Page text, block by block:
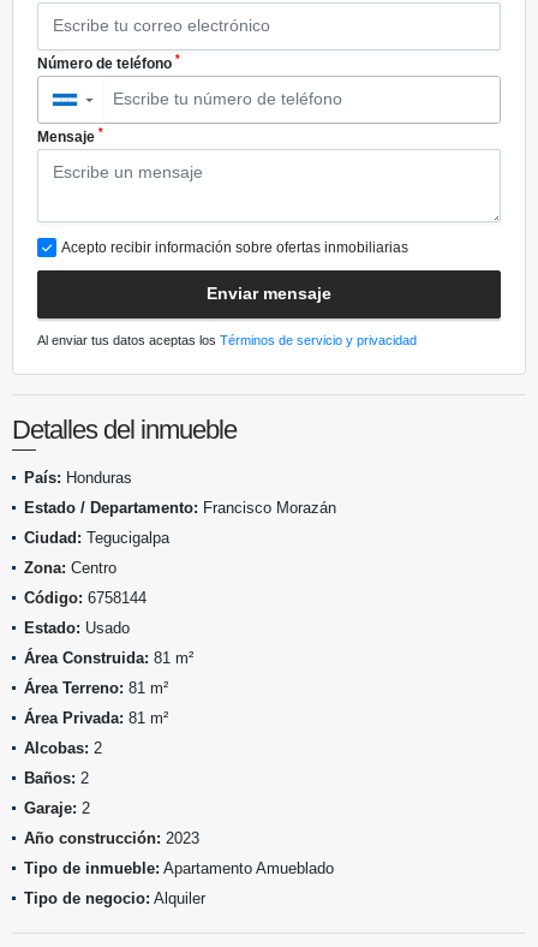
Número de teléfono *
▼
Mensaje *
Acepto recibir información sobre ofertas inmobiliarias
Enviar mensaje
Al enviar tus datos aceptas los Términos de servicio y privacidad
Detalles del inmueble
País: Honduras
Estado / Departamento: Francisco Morazán
Ciudad: Tegucigalpa
Zona: Centro
Código: 6758144
Estado: Usado
Área Construida: 81 m²
Área Terreno: 81 m²
Área Privada: 81 m²
Alcobas: 2
Baños: 2
Garaje: 2
Año construcción: 2023
Tipo de inmueble: Apartamento Amueblado
Tipo de negocio: Alquiler